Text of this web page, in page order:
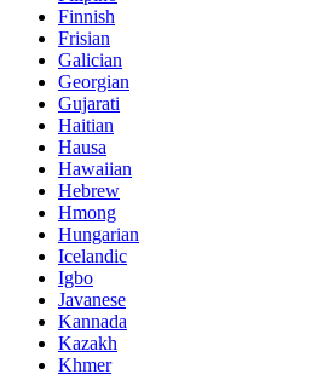
Finnish
Frisian
Galician
Georgian
Gujarati
Haitian
Hausa
Hawaiian
Hebrew
Hmong
Hungarian
Icelandic
Igbo
Javanese
Kannada
Kazakh
Khmer